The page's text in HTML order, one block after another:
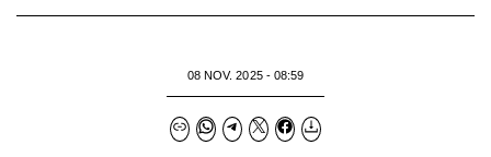
08 NOV. 2025 - 08:59